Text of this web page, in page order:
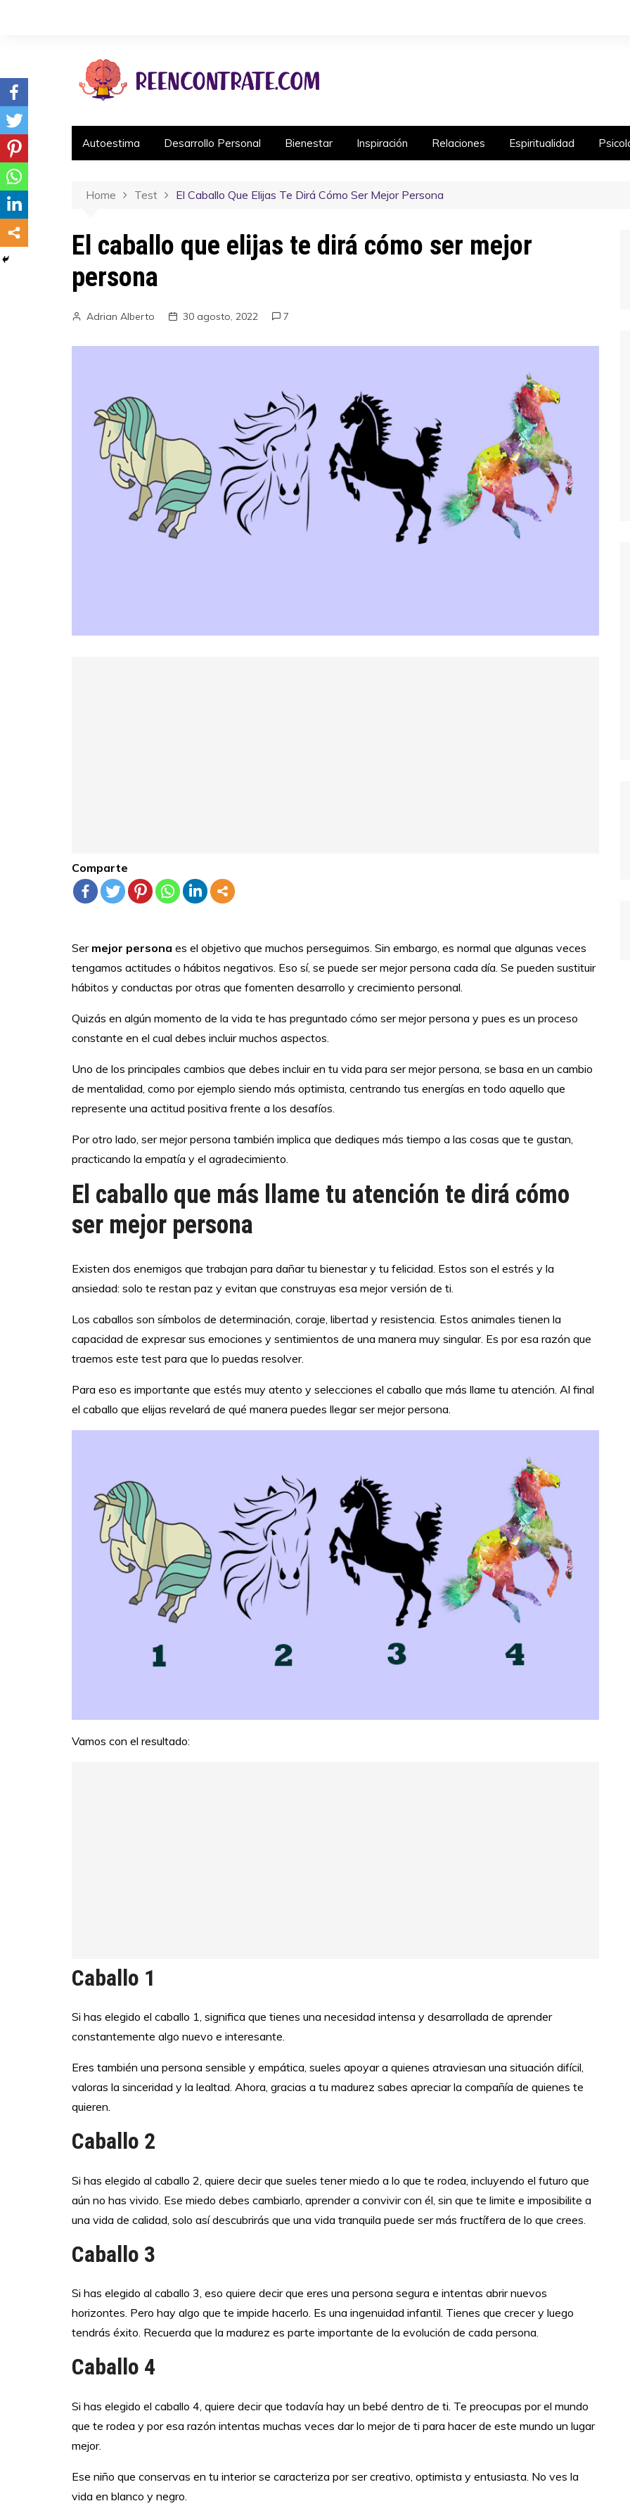
Autoestima Desarrollo Personal Bienestar Inspiración Relaciones Espiritualidad
Home Test El Caballo Que Elijas Te Dirá Cómo Ser Mejor Persona
El caballo que elijas te dirá cómo ser mejor
persona
Adrian Alberto 30 agosto, 2022 7
Comparte
Ser mejor persona es el objetivo que muchos perseguimos. Sin embargo, es normal que algunas veces
tengamos actitudes o hábitos negativos. Eso sí, se puede ser mejor persona cada día. Se pueden sustituir
hábitos y conductas por otras que fomenten desarrollo y crecimiento personal.
Quizás en algún momento de la vida te has preguntado cómo ser mejor persona y pues es un proceso
constante en el cual debes incluir muchos aspectos.
Uno de los principales cambios que debes incluir en tu vida para ser mejor persona, se basa en un cambio
de mentalidad, como por ejemplo siendo más optimista, centrando tus energías en todo aquello que
represente una actitud positiva frente a los desafíos.
Por otro lado, ser mejor persona también implica que dediques más tiempo a las cosas que te gustan,
practicando la empatía y el agradecimiento.
El caballo que más llame tu atención te dirá cómo
ser mejor persona
Existen dos enemigos que trabajan para dañar tu bienestar y tu felicidad. Estos son el estrés y la
ansiedad: solo te restan paz y evitan que construyas esa mejor versión de ti.
Los caballos son símbolos de determinación, coraje, libertad y resistencia. Estos animales tienen la
capacidad de expresar sus emociones y sentimientos de una manera muy singular. Es por esa razón que
traemos este test para que lo puedas resolver.
Para eso es importante que estés muy atento y selecciones el caballo que más llame tu atención. Al final
el caballo que elijas revelará de qué manera puedes llegar ser mejor persona.
Vamos con el resultado:
Caballo 1
Si has elegido el caballo 1, significa que tienes una necesidad intensa y desarrollada de aprender
constantemente algo nuevo e interesante.
Eres también una persona sensible y empática, sueles apoyar a quienes atraviesan una situación difícil,
valoras la sinceridad y la lealtad. Ahora, gracias a tu madurez sabes apreciar la compañía de quienes te
quieren.
Caballo 2
Si has elegido al caballo 2, quiere decir que sueles tener miedo a lo que te rodea, incluyendo el futuro que
aún no has vivido. Ese miedo debes cambiarlo, aprender a convivir con él, sin que te limite e imposibilite a
una vida de calidad, solo así descubrirás que una vida tranquila puede ser más fructífera de lo que crees.
Caballo 3
Si has elegido al caballo 3, eso quiere decir que eres una persona segura e intentas abrir nuevos
horizontes. Pero hay algo que te impide hacerlo. Es una ingenuidad infantil. Tienes que crecer y luego
tendrás éxito. Recuerda que la madurez es parte importante de la evolución de cada persona.
Caballo 4
Si has elegido el caballo 4, quiere decir que todavía hay un bebé dentro de ti. Te preocupas por el mundo
que te rodea y por esa razón intentas muchas veces dar lo mejor de ti para hacer de este mundo un lugar
mejor.
Ese niño que conservas en tu interior se caracteriza por ser creativo, optimista y entusiasta. No ves la
vida en blanco y negro.